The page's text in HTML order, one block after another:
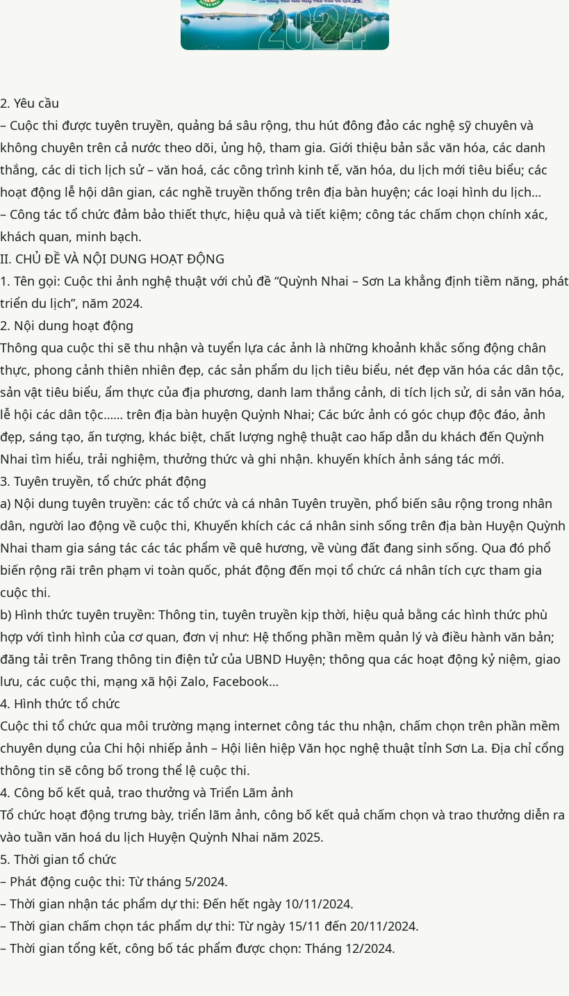
2. Yêu cầu
– Cuộc thi được tuyên truyền, quảng bá sâu rộng, thu hút đông đảo các nghệ sỹ chuyên và
không chuyên trên cả nước theo dõi, ủng hộ, tham gia. Giới thiệu bản sắc văn hóa, các danh
thắng, các di tich lịch sử – văn hoá, các công trình kinh tế, văn hóa, du lịch mới tiêu biểu; các
hoạt động lễ hội dân gian, các nghề truyền thống trên địa bàn huyện; các loại hình du lịch…
– Công tác tổ chức đảm bảo thiết thực, hiệu quả và tiết kiệm; công tác chấm chọn chính xác,
khách quan, minh bạch.
II. CHỦ ĐỀ VÀ NỘI DUNG HOẠT ĐỘNG
1. Tên gọi: Cuộc thi ảnh nghệ thuật với chủ đề “Quỳnh Nhai – Sơn La khẳng định tiềm năng, phát
triển du lịch”, năm 2024.
2. Nội dung hoạt động
Thông qua cuộc thi sẽ thu nhận và tuyển lựa các ảnh là những khoảnh khắc sống động chân
thực, phong cảnh thiên nhiên đẹp, các sản phẩm du lịch tiêu biểu, nét đẹp văn hóa các dân tộc,
sản vật tiêu biểu, ẩm thực của địa phương, danh lam thắng cảnh, di tích lịch sử, di sản văn hóa,
lễ hội các dân tộc…… trên địa bàn huyện Quỳnh Nhai; Các bức ảnh có góc chụp độc đáo, ảnh
đẹp, sáng tạo, ấn tượng, khác biệt, chất lượng nghệ thuật cao hấp dẫn du khách đến Quỳnh
Nhai tìm hiểu, trải nghiệm, thưởng thức và ghi nhận. khuyến khích ảnh sáng tác mới.
3. Tuyên truyền, tổ chức phát động
a) Nội dung tuyên truyền: các tổ chức và cá nhân Tuyên truyền, phổ biến sâu rộng trong nhân
dân, người lao động về cuộc thi, Khuyến khích các cá nhân sinh sống trên địa bàn Huyện Quỳnh
Nhai tham gia sáng tác các tác phẩm về quê hương, về vùng đất đang sinh sống. Qua đó phổ
biến rộng rãi trên phạm vi toàn quốc, phát động đến mọi tổ chức cá nhân tích cực tham gia
cuộc thi.
b) Hình thức tuyên truyền: Thông tin, tuyên truyền kịp thời, hiệu quả bằng các hình thức phù
hợp với tình hình của cơ quan, đơn vị như: Hệ thống phần mềm quản lý và điều hành văn bản;
đăng tải trên Trang thông tin điện tử của UBND Huyện; thông qua các hoạt động kỷ niệm, giao
lưu, các cuộc thi, mạng xã hội Zalo, Facebook…
4. Hình thức tổ chức
Cuộc thi tổ chức qua môi trường mạng internet công tác thu nhận, chấm chọn trên phần mềm
chuyên dụng của Chi hội nhiếp ảnh – Hội liên hiệp Văn học nghệ thuật tỉnh Sơn La. Địa chỉ cổng
thông tin sẽ công bố trong thể lệ cuộc thi.
4. Công bố kết quả, trao thưởng và Triển Lãm ảnh
Tổ chức hoạt động trưng bày, triển lãm ảnh, công bố kết quả chấm chọn và trao thưởng diễn ra
vào tuần văn hoá du lịch Huyện Quỳnh Nhai năm 2025.
5. Thời gian tổ chức
– Phát động cuộc thi: Từ tháng 5/2024.
– Thời gian nhận tác phẩm dự thi: Đến hết ngày 10/11/2024.
– Thời gian chấm chọn tác phẩm dự thi: Từ ngày 15/11 đến 20/11/2024.
– Thời gian tổng kết, công bố tác phẩm được chọn: Tháng 12/2024.